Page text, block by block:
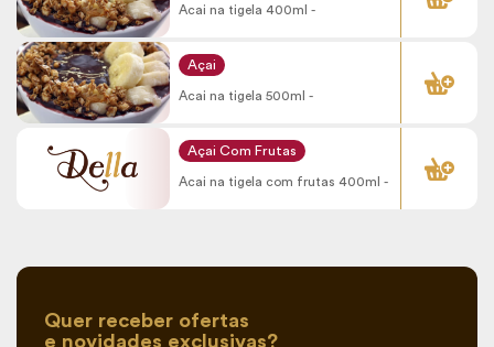
Acai na tigela 400ml -
Açai
Acai na tigela 500ml -
Açai Com Frutas
Acai na tigela com frutas 400ml -
Quer receber ofertas
e novidades exclusivas?